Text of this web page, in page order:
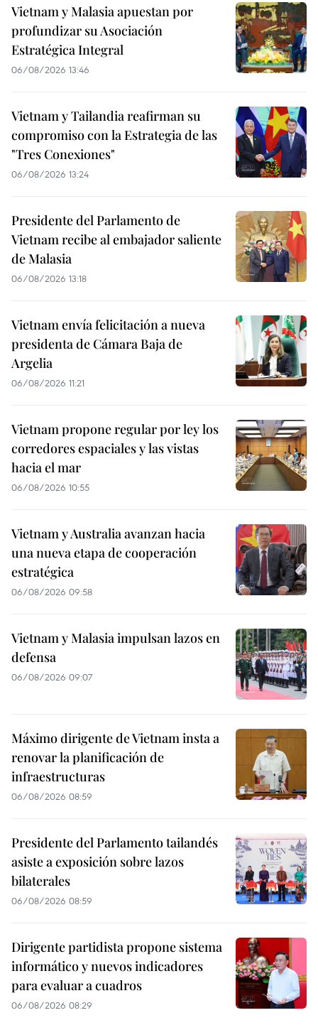
Vietnam y Malasia apuestan por
profundizar su Asociación
Estratégica Integral
06/08/2026 13:46
Vietnam y Tailandia reafirman su
compromiso con la Estrategia de las
"Tres Conexiones"
06/08/2026 13:24
Presidente del Parlamento de
Vietnam recibe al embajador saliente
de Malasia
06/08/2026 13:18
Vietnam envía felicitación a nueva
presidenta de Cámara Baja de
Argelia
06/08/2026 11:21
Vietnam propone regular por ley los
corredores espaciales y las vistas
hacia el mar
06/08/2026 10:55
Vietnam y Australia avanzan hacia
una nueva etapa de cooperación
estratégica
06/08/2026 09:58
Vietnam y Malasia impulsan lazos en
defensa
06/08/2026 09:07
Máximo dirigente de Vietnam insta a
renovar la planificación de
infraestructuras
06/08/2026 08:59
Presidente del Parlamento tailandés
asiste a exposición sobre lazos
bilaterales
06/08/2026 08:59
Dirigente partidista propone sistema
informático y nuevos indicadores
para evaluar a cuadros
06/08/2026 08:29